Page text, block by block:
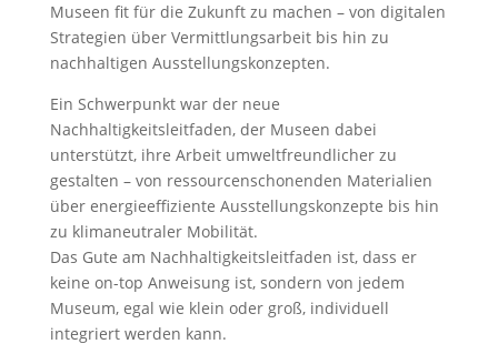
Museen fit für die Zukunft zu machen – von digitalen
Strategien über Vermittlungsarbeit bis hin zu
nachhaltigen Ausstellungskonzepten.
Ein Schwerpunkt war der neue
Nachhaltigkeitsleitfaden, der Museen dabei
unterstützt, ihre Arbeit umweltfreundlicher zu
gestalten – von ressourcenschonenden Materialien
über energieeffiziente Ausstellungskonzepte bis hin
zu klimaneutraler Mobilität.
Das Gute am Nachhaltigkeitsleitfaden ist, dass er
keine on-top Anweisung ist, sondern von jedem
Museum, egal wie klein oder groß, individuell
integriert werden kann.